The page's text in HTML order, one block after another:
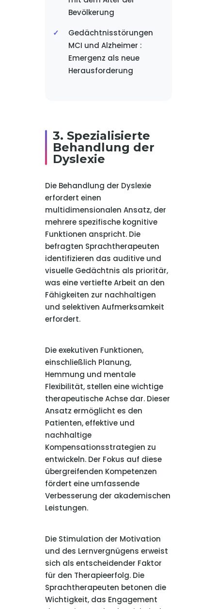
Bevölkerung
Gedächtnisstörungen
MCI und Alzheimer :
Emergenz als neue
Herausforderung
3. Spezialisierte
Behandlung der
Dyslexie
Die Behandlung der Dyslexie
erfordert einen
multidimensionalen Ansatz, der
mehrere spezifische kognitive
Funktionen anspricht. Die
befragten Sprachtherapeuten
identifizieren das auditive und
visuelle Gedächtnis als prioritär,
was eine vertiefte Arbeit an den
Fähigkeiten zur nachhaltigen
und selektiven Aufmerksamkeit
erfordert.
Die exekutiven Funktionen,
einschließlich Planung,
Hemmung und mentale
Flexibilität, stellen eine wichtige
therapeutische Achse dar. Dieser
Ansatz ermöglicht es den
Patienten, effektive und
nachhaltige
Kompensationsstrategien zu
entwickeln. Der Fokus auf diese
übergreifenden Kompetenzen
fördert eine umfassende
Verbesserung der akademischen
Leistungen.
Die Stimulation der Motivation
und des Lernvergnügens erweist
sich als entscheidender Faktor
für den Therapieerfolg. Die
Sprachtherapeuten betonen die
Wichtigkeit, das Engagement